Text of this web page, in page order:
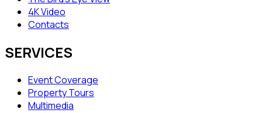
4K Video
Contacts
SERVICES
Event Coverage
Property Tours
Multimedia